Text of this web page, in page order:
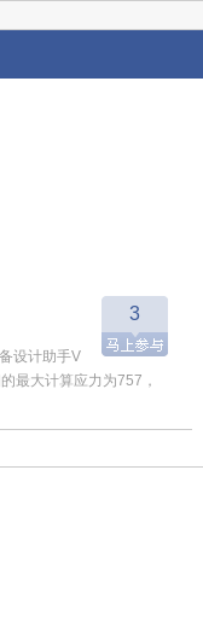
3
设计助手V
最大计算应力为757，